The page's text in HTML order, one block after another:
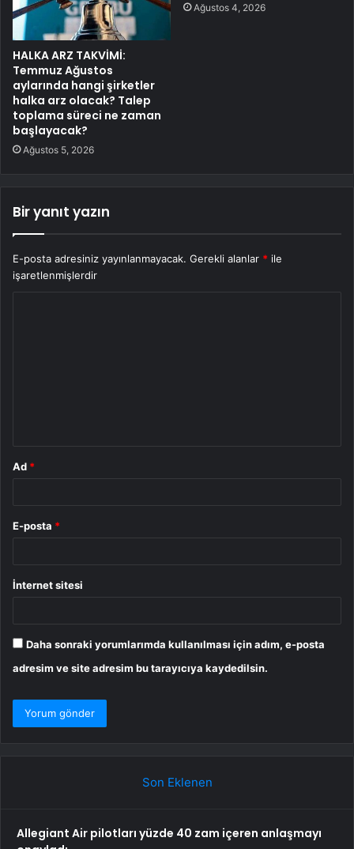
HALKA ARZ TAKVİMİ:
Temmuz Ağustos
aylarında hangi şirketler
halka arz olacak? Talep
toplama süreci ne zaman
başlayacak?
Ağustos 5, 2026
Ağustos 4, 2026
Bir yanıt yazın
E-posta adresiniz yayınlanmayacak. Gerekli alanlar * ile
işaretlenmişlerdir
Ad *
E-posta *
İnternet sitesi
Daha sonraki yorumlarımda kullanılması için adım, e-posta
adresim ve site adresim bu tarayıcıya kaydedilsin.
Son Eklenen
Allegiant Air pilotları yüzde 40 zam içeren anlaşmayı